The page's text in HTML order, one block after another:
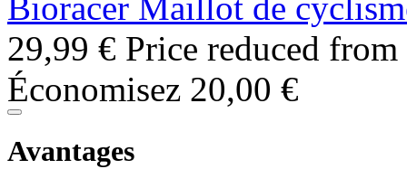
29,99 € Price reduced from
Économisez 20,00 €
Avantages